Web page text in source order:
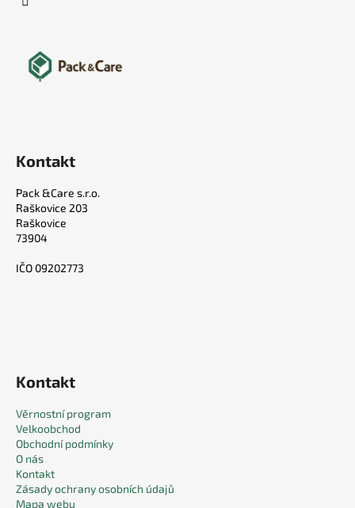
Kontakt
Pack &Care s.r.o.
Raškovice 203
Raškovice
73904
IČO 09202773
Kontakt
Věrnostní program
Velkoobchod
Obchodní podmínky
O nás
Kontakt
Zásady ochrany osobních údajů
Mapa webu